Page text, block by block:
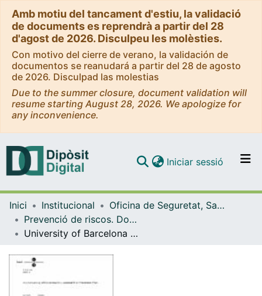
Amb motiu del tancament d'estiu, la validació
de documents es reprendrà a partir del 28
d'agost de 2026. Disculpeu les molèsties.
Con motivo del cierre de verano, la validación de
documentos se reanudará a partir del 28 de agosto
de 2026. Disculpad las molestias
Due to the summer closure, document validation will
resume starting August 28, 2026. We apologize for
any inconvenience.
Navega per tot el DD
Iniciar sessió (current)
Inici Institucional
Oficina de Seguretat, Salut i Medi Ambient (OSSMA)
Prevenció de riscos. Documentació (OSSMA)
University of Barcelona Occupational Risk Prevention Plan